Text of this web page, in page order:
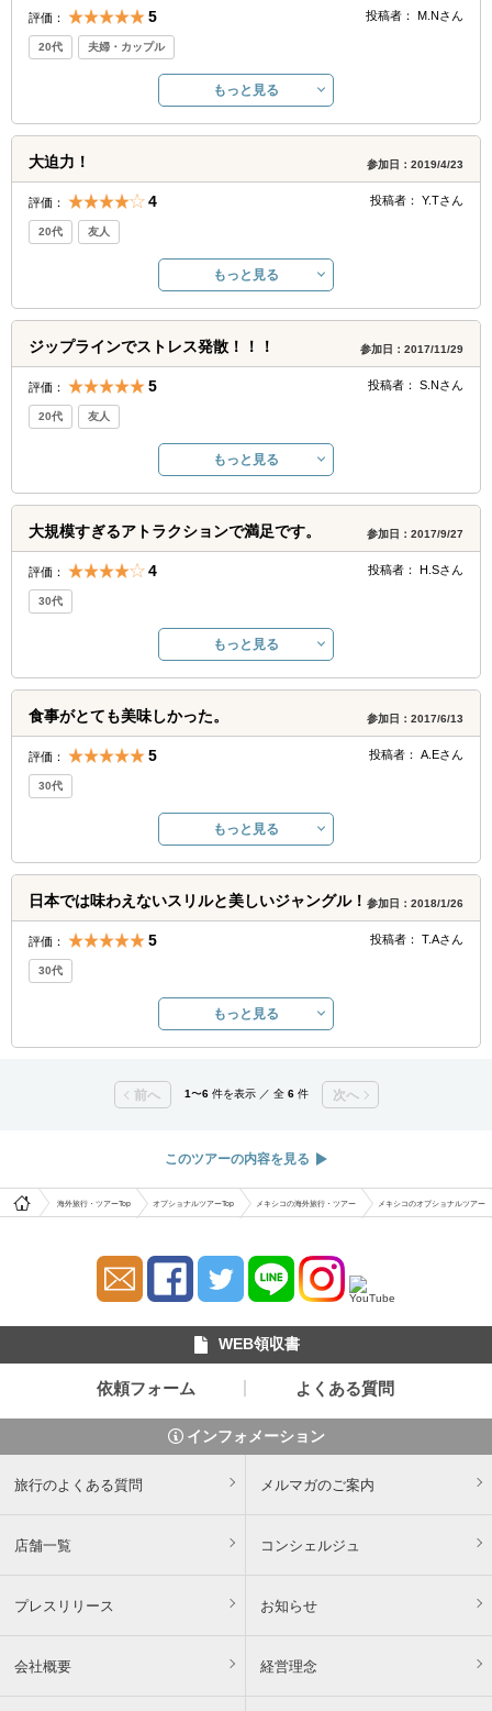
評価： 5 投稿者： M.Nさん
20代 夫婦・カップル
もっと見る
大迫力！ 参加日：2019/4/23
評価： 4 投稿者： Y.Tさん
20代 友人
もっと見る
ジップラインでストレス発散！！！ 参加日：2017/11/29
評価： 5 投稿者： S.Nさん
20代 友人
もっと見る
大規模すぎるアトラクションで満足です。 参加日：2017/9/27
評価： 4 投稿者： H.Sさん
30代
もっと見る
食事がとても美味しかった。 参加日：2017/6/13
評価： 5 投稿者： A.Eさん
30代
もっと見る
日本では味わえないスリルと美しいジャングル！ 参加日：2018/1/26
評価： 5 投稿者： T.Aさん
30代
もっと見る
前へ 1〜6件を表示 ／ 全 6件 次へ
このツアーの内容を見る
海外旅行・ツアーTop オプショナルツアーTop メキシコの海外旅行・ツアー メキシコのオプショナルツアー
WEB領収書
依頼フォーム よくある質問
インフォメーション
旅行のよくある質問 メルマガのご案内
店舗一覧 コンシェルジュ
プレスリリース お知らせ
会社概要 経営理念